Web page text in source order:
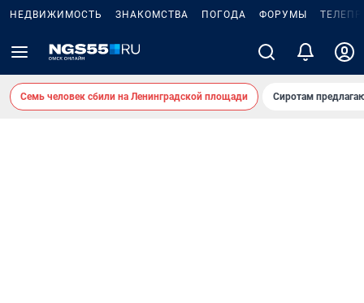
НЕДВИЖИМОСТЬ ЗНАКОМСТВА ПОГОДА ФОРУМЫ
Семь человек сбили на Ленинградской площади Сиротам